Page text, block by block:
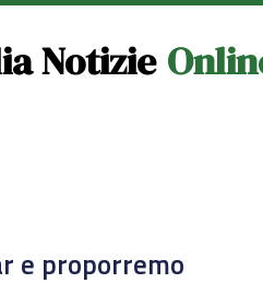
Notizie
e proporremo